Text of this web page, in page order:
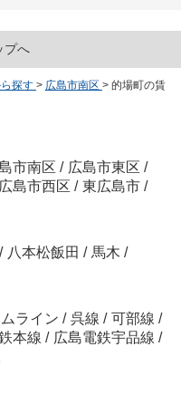
プへ
探す > 広島市南区 > 的場町の賃
市南区 / 広島市東区 /
広島市西区 / 東広島市 /
/ 八本松飯田 / 馬木 /
ライン / 呉線 / 可部線 /
本線 / 広島電鉄宇品線 /